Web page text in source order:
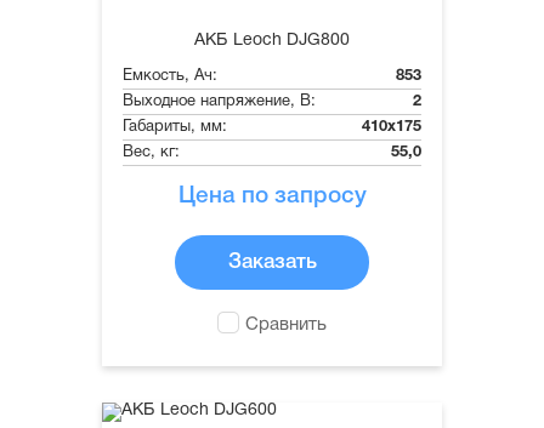
АКБ Leoch DJG800
Емкость, Ач:
853
Выходное напряжение, В:
2
Габариты, мм:
410x175
Вес, кг:
55,0
Цена по запросу
Заказать
Сравнить